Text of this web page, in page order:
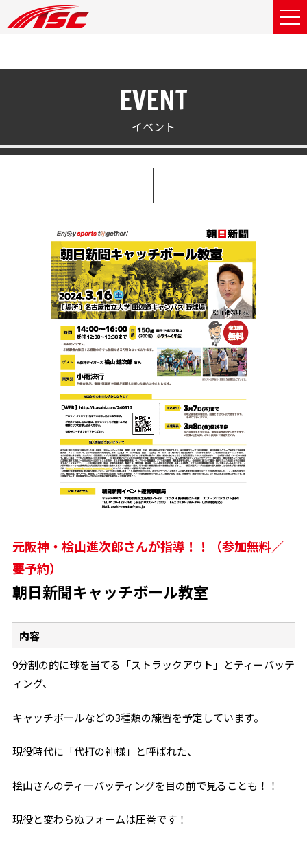
EVENT
イベント
元阪神・桧山進次郎さんが指導！！（参加無料／
要予約）
朝日新聞キャッチボール教室
内容
9分割の的に球を当てる「ストラックアウト」とティーバッテ
ィング、
キャッチボールなどの3種類の練習を予定しています。
現役時代に「代打の神様」と呼ばれた、
桧山さんのティーバッティングを目の前で見ることも！！
現役と変わらぬフォームは圧巻です！